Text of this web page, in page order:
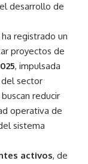
desarrollo de
registrado un
proyectos de
, impulsada
sector
reducir
operativa de
sistema
activos, de